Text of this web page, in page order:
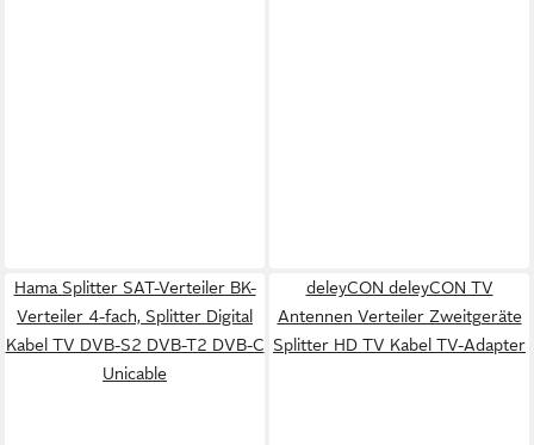
Hama Splitter SAT-Verteiler BK-
Verteiler 4-fach, Splitter Digital
Kabel TV DVB-S2 DVB-T2 DVB-C
Unicable
deleyCON deleyCON TV
Antennen Verteiler Zweitgeräte
Splitter HD TV Kabel TV-Adapter